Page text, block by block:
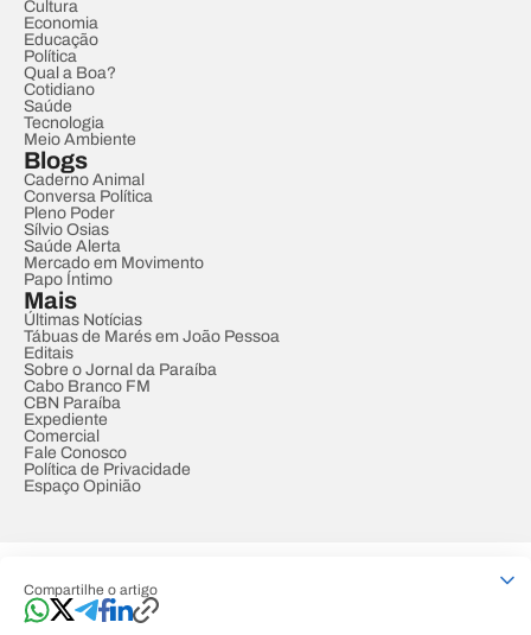
Compartilhe o artigo
Cultura
Economia
Educação
Política
Qual a Boa?
Cotidiano
Saúde
Tecnologia
Meio Ambiente
Blogs
Caderno Animal
Conversa Política
Pleno Poder
Sílvio Osias
Saúde Alerta
Mercado em Movimento
Papo Íntimo
Mais
Últimas Notícias
Tábuas de Marés em João Pessoa
Editais
Sobre o Jornal da Paraíba
Cabo Branco FM
CBN Paraíba
Expediente
Comercial
Fale Conosco
Política de Privacidade
Espaço Opinião
Developed by Designed by